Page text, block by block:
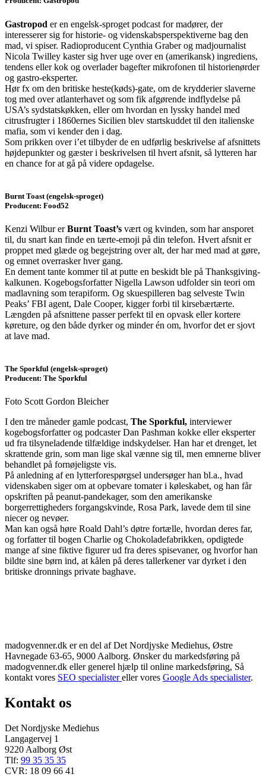
Gastropod er en engelsk-sproget podcast for madører, der
interesserer sig for historie- og videnskabsperspektiverne bag den
mad, vi spiser. Radioproducent Cynthia Graber og madjournalist
Nicola Twilley kaster sig hver uge over en (amerikansk) ingrediens,
tendens eller kok og overlader bagefter mikrofonen til historienørder
og gastro-eksperter.
Hør fx om den britiske heste(køds)-gate, om de krydderier slaverne
tog med over atlanterhavet og som fik afgørende indflydelse på
USA’s sydstatskøkken, eller om hvordan en lyssky handel med
citrusfrugter i 1860ernes Sicilien blev startskuddet til den italienske
mafia, som vi kender den i dag.
Som prikken over i’et tilbyder de en udførlig beskrivelse af afsnittets
højdepunkter og gæster i beskrivelsen til hvert afsnit, så lytteren har
en chance for at gå på videre opdagelse.
Burnt Toast (engelsk-sproget)
Producent: Food52
Kenzi Wilbur erBurnt Toast’s vært og kvinden, som har ansporet
til, du snart kan finde en tærte-emoji på din telefon. Hvert afsnit er
proppet med glæde og begejstring over alt, der har med mad at gøre,
og emnet overrasker hver gang.
En dement tante kommer til at putte en beskidt ble på Thanksgiving-
kalkunen. Kogebogsforfatter Nigella Lawson udfolder sin teori om
madlavning som terapiform. Og skuespilleren bag selveste Twin
Peaks’ FBI agent, Dale Cooper, kigger forbi til kirsebærtærte.
Længden på afsnittene passer perfekt til en opvask eller kortere
køreture, og den både dyrker og minder én om, hvorfor det er sjovt
at lave mad.
The Sporkful (engelsk-sproget)
Producent: The Sporkful
Foto Scott Gordon Bleicher
I den tre måneder gamle podcast, The Sporkful, interviewer
kogebogsforfatter og podcaster Dan Pashman kokke eller eksperter
ud fra tilsyneladende tilfældige indskydelser. Han har et drenget, let
skrattende grin, som man lige skal vænne sig til, men emnerne bliver
behandlet på fornøjeligste vis.
På anledning af en lytterforespørgsel undersøger han bl.a., hvad
videnskaben siger om at opbevare tomater i køleskabet, og han får
opskriften på peanut-pandekager, som den amerikanske
borgerrettigheders forgangskvinde, Rosa Park, lavede dem til sine
niecer og nevøer.
Man kan også høre Roald Dahl’s døtre fortælle, hvordan deres far,
og forfatter til bogen Charlie og Chokoladefabrikken, opdigtede
mange af sine fiktive figurer ud fra deres spisevaner, og hvorfor han
bildte sine børn ind, at kålen på deres tallerkener var dyrket i den
britiske dronnings private baghave.
madogvenner.dk er en del af Det Nordjyske Mediehus, Østre
Havnegade 63-65, 9000 Aalborg. Ønsker du markedsføring på
madogvenner.dk eller generel hjælp til online markedsføring, Så
kontakt vores SEO specialistereller vores Google Ads specialister.
Kontakt os
Det Nordjyske Mediehus
Langagervej 1
9220 Aalborg Øst
Tlf: 99 35 35 35
CVR: 18 09 66 41